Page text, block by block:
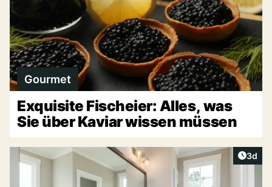
Gourmet
Exquisite Fischeier: Alles, was
Sie über Kaviar wissen müssen
3d